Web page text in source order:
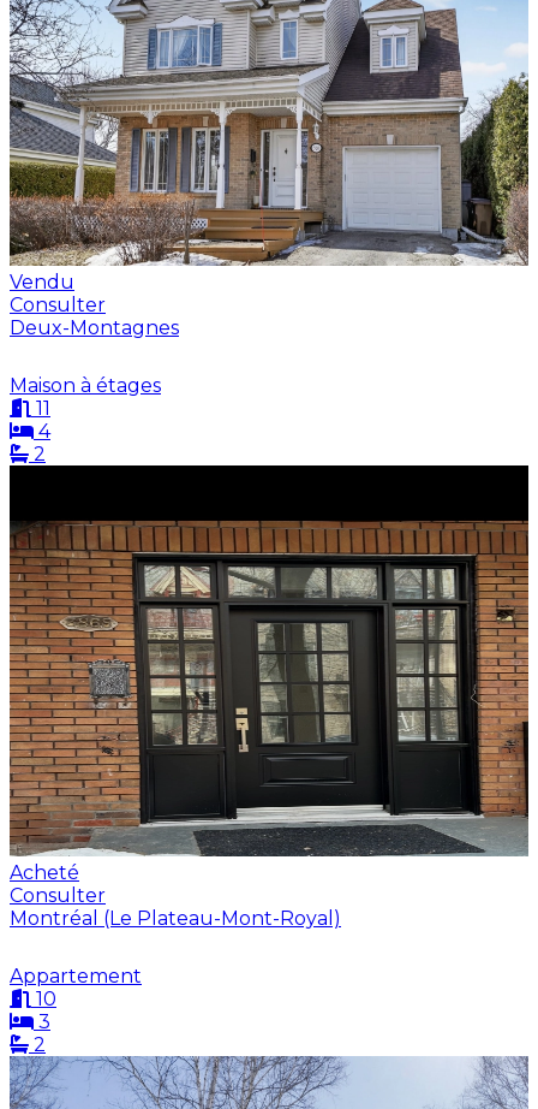
Vendu
Consulter
Deux-Montagnes
Maison à étages
11
4
2
Acheté
Consulter
Montréal (Le Plateau-Mont-Royal)
Appartement
10
3
2